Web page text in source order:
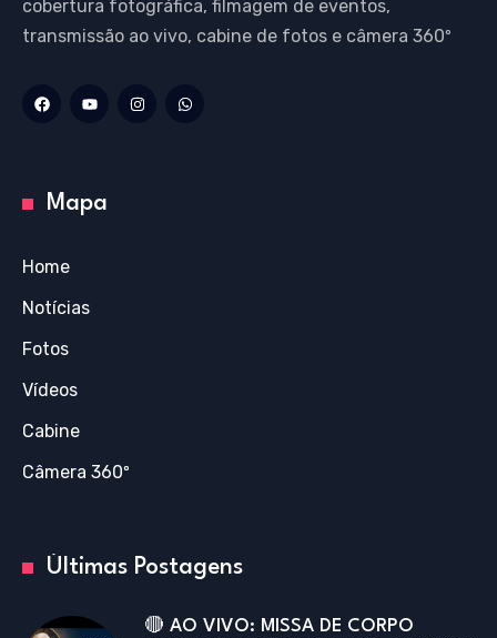
cobertura fotográfica, filmagem de eventos,
transmissão ao vivo, cabine de fotos e câmera 360º
Mapa
Home
Notícias
Fotos
Vídeos
Cabine
Câmera 360º
Últimas Postagens
🔴 AO VIVO: MISSA DE CORPO